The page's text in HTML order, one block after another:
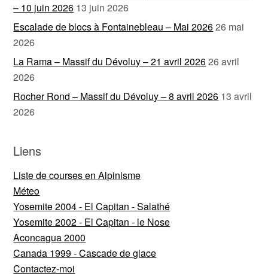
– 10 juin 2026 13 juin 2026
Escalade de blocs à Fontainebleau – Mai 202626 mai
2026
La Rama – Massif du Dévoluy – 21 avril 202626 avril
2026
Rocher Rond – Massif du Dévoluy – 8 avril 2026 13 avril
2026
Liens
Liste de courses en Alpinisme
Méteo
Yosemite 2004 - El Capitan - Salathé
Yosemite 2002 - El Capitan - le Nose
Aconcagua 2000
Canada 1999 - Cascade de glace
Contactez-moi